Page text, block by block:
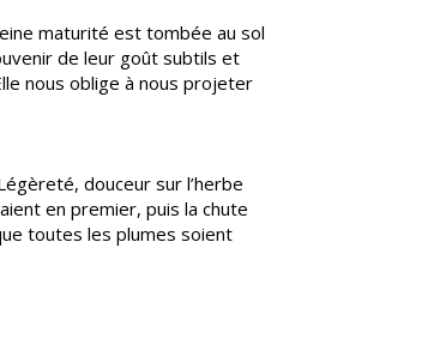
maturité est tombée au sol
de leur goût subtils et
nous oblige à nous projeter
douceur sur l’herbe
en premier, puis la chute
toutes les plumes soient